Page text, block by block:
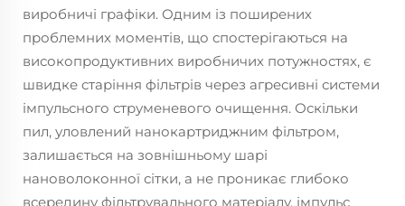
виробничі графіки. Одним із поширених
проблемних моментів, що спостерігаються на
високопродуктивних виробничих потужностях, є
швидке старіння фільтрів через агресивні системи
імпульсного струменевого очищення. Оскільки
пил, уловлений нанокартриджним фільтром,
залишається на зовнішньому шарі
нановолоконної сітки, а не проникає глибоко
всередину фільтрувального матеріалу, імпульс